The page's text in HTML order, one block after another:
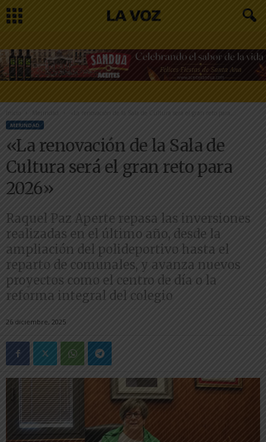
Inicio «La renovación de la Sala de Cultura será el gran reto para...
MERINDAD
«La renovación de la Sala de
Cultura será el gran reto para
2026»
Raquel Paz Aperte repasa las inversiones
realizadas en el último año, desde la
ampliación del polideportivo hasta el
reparto de comunales, y avanza nuevos
proyectos como el centro de día o la
reforma integral del colegio
26 diciembre, 2025